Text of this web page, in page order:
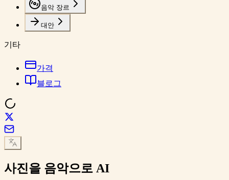
음악 장르
대안
기타
가격
블로그
사진을 음악으로 AI